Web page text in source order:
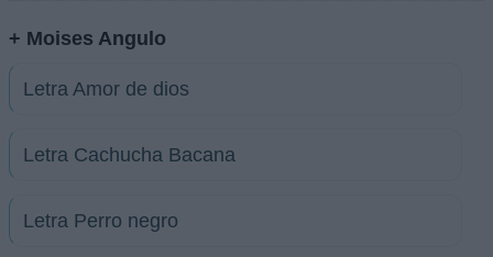
+ Moises Angulo
Letra Amor de dios
Letra Cachucha Bacana
Letra Perro negro